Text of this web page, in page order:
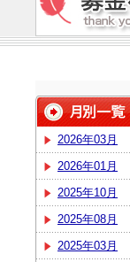
2026年03月
2026年01月
2025年10月
2025年08月
2025年03月